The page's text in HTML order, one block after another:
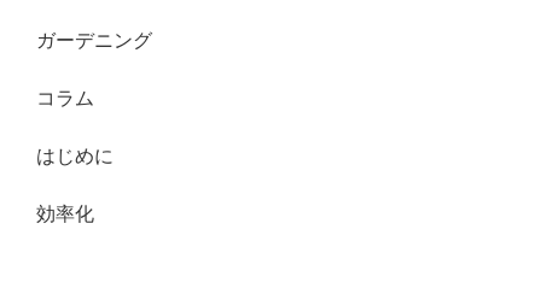
ガーデニング
コラム
はじめに
効率化